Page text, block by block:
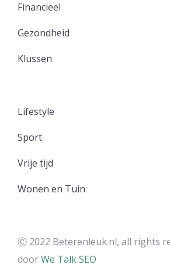
Financieel
Gezondheid
Klussen
Lifestyle
Sport
Vrije tijd
Wonen en Tuin
Ⓒ 2022 Beterenleuk.nl, all rights
doorWe Talk SEO